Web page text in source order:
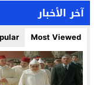
11:33 كمال محرر
حبشان وكيلاً
21:28 حزب
13:37 عطش أولاد
آخر الأخبار
Most Viewed